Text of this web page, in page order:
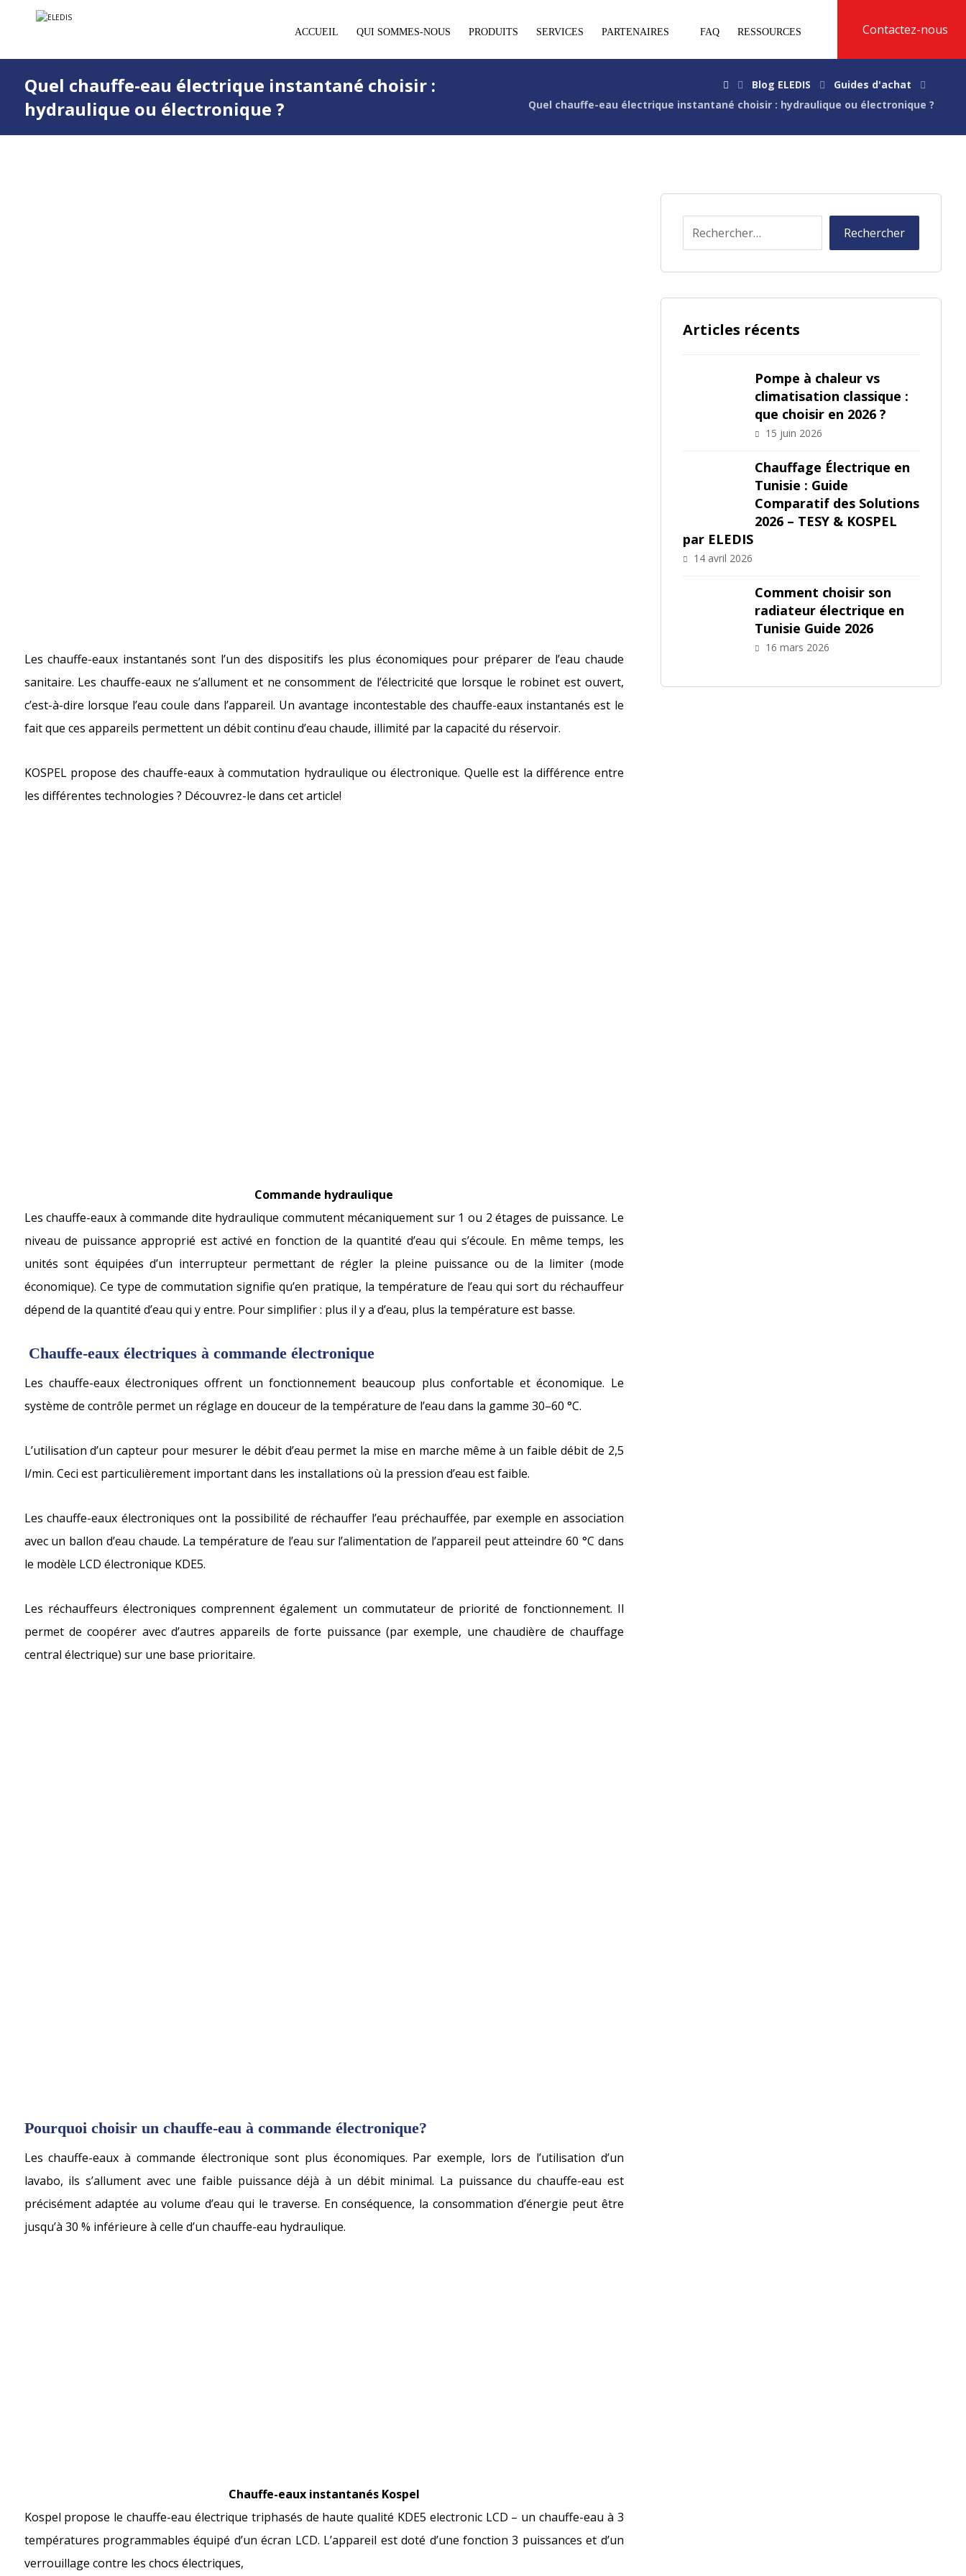
Contactez-nous
ACCUEIL QUI SOMMES-NOUS PRODUITS SERVICES PARTENAIRES FAQ RESSOURCES
Quel chauffe-eau électrique instantané choisir :
hydraulique ou électronique ?
Blog ELEDIS
Guides d'achat
Quel chauffe-eau électrique instantané choisir : hydraulique ou électronique ?
Les chauffe-eaux instantanés sont l’un des dispositifs les plus économiques pour préparer de l’eau chaude
sanitaire. Les chauffe-eaux ne s’allument et ne consomment de l’électricité que lorsque le robinet est ouvert,
c’est-à-dire lorsque l’eau coule dans l’appareil. Un avantage incontestable des chauffe-eaux instantanés est le
fait que ces appareils permettent un débit continu d’eau chaude, illimité par la capacité du réservoir.
KOSPEL propose des chauffe-eaux à commutation hydraulique ou électronique. Quelle est la différence entre
les différentes technologies ? Découvrez-le dans cet article!
Commande hydraulique
Les chauffe-eaux à commande dite hydraulique commutent mécaniquement sur 1 ou 2 étages de puissance. Le
niveau de puissance approprié est activé en fonction de la quantité d’eau qui s’écoule. En même temps, les
unités sont équipées d’un interrupteur permettant de régler la pleine puissance ou de la limiter (mode
économique). Ce type de commutation signifie qu’en pratique, la température de l’eau qui sort du réchauffeur
dépend de la quantité d’eau qui y entre. Pour simplifier : plus il y a d’eau, plus la température est basse.
Chauffe-eaux électriques à commande électronique
Les chauffe-eaux électroniques offrent un fonctionnement beaucoup plus confortable et économique. Le
système de contrôle permet un réglage en douceur de la température de l’eau dans la gamme 30–60 °C.
L’utilisation d’un capteur pour mesurer le débit d’eau permet la mise en marche même à un faible débit de 2,5
l/min. Ceci est particulièrement important dans les installations où la pression d’eau est faible.
Les chauffe-eaux électroniques ont la possibilité de réchauffer l’eau préchauffée, par exemple en association
avec un ballon d’eau chaude. La température de l’eau sur l’alimentation de l’appareil peut atteindre 60 °C dans
le modèle LCD électronique KDE5.
Les réchauffeurs électroniques comprennent également un commutateur de priorité de fonctionnement. Il
permet de coopérer avec d’autres appareils de forte puissance (par exemple, une chaudière de chauffage
central électrique) sur une base prioritaire.
Pourquoi choisir un chauffe-eau à commande électronique?
Les chauffe-eaux à commande électronique sont plus économiques. Par exemple, lors de l’utilisation d’un
lavabo, ils s’allument avec une faible puissance déjà à un débit minimal. La puissance du chauffe-eau est
précisément adaptée au volume d’eau qui le traverse. En conséquence, la consommation d’énergie peut être
jusqu’à 30 % inférieure à celle d’un chauffe-eau hydraulique.
Chauffe-eaux instantanés Kospel
Kospel propose le chauffe-eau électrique triphasés de haute qualité KDE5 electronic LCD – un chauffe-eau à 3
températures programmables équipé d’un écran LCD. L’appareil est doté d’une fonction 3 puissances et d’un
verrouillage contre les chocs électriques,
Articles récents
Pompe à chaleur vs
climatisation classique :
que choisir en 2026 ?
15 juin 2026
Chauffage Électrique en
Tunisie : Guide
Comparatif des Solutions
2026 – TESY & KOSPEL
par ELEDIS
14 avril 2026
Comment choisir son
radiateur électrique en
Tunisie Guide 2026
16 mars 2026